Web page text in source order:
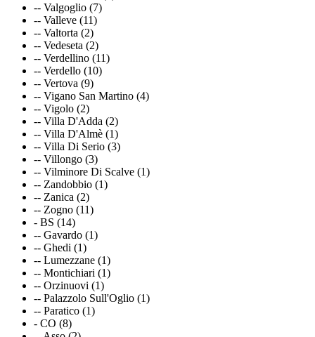
-- Valgoglio (7)
-- Valleve (11)
-- Valtorta (2)
-- Vedeseta (2)
-- Verdellino (11)
-- Verdello (10)
-- Vertova (9)
-- Vigano San Martino (4)
-- Vigolo (2)
-- Villa D'Adda (2)
-- Villa D'Almè (1)
-- Villa Di Serio (3)
-- Villongo (3)
-- Vilminore Di Scalve (1)
-- Zandobbio (1)
-- Zanica (2)
-- Zogno (11)
- BS (14)
-- Gavardo (1)
-- Ghedi (1)
-- Lumezzane (1)
-- Montichiari (1)
-- Orzinuovi (1)
-- Palazzolo Sull'Oglio (1)
-- Paratico (1)
- CO (8)